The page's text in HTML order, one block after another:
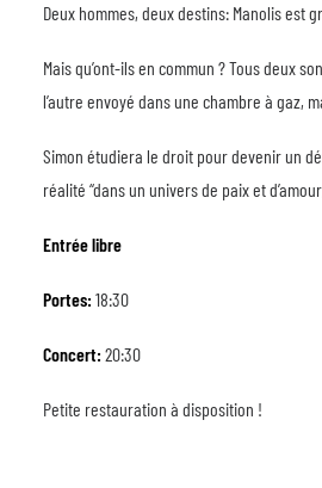
Deux hommes, deux destins: Manolis est
Mais qu’ont-ils en commun ? Tous deux
l’autre envoyé dans une chambre à gaz,
Simon étudiera le droit pour devenir un
réalité “dans un univers de paix et
Entrée libre
Portes: 18:30
Concert: 20:30
Petite restauration à disposition !